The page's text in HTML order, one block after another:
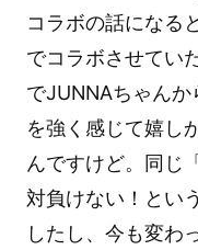
コラボの話になる
でコラボさせてい
でJUNNAちゃんか
を強く感じて嬉し
んですけど。同じ
対負けない！とい
したし、今も変わ